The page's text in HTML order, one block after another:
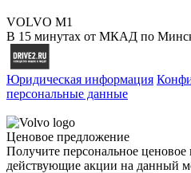
VOLVO M1
В 15 минутах от МКАД по
Юридическая информация
персональные данные
Ценовое предложение
Получите персональное
действующие акции на данный